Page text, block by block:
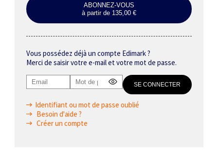
ABONNEZ-VOUS
à partir de 135,00 €
Vous possédez déjà un compte Edimark ?
Merci de saisir votre e-mail et votre mot de passe.
Identifiant ou mot de passe oublié
Besoin d'aide ?
Créer un compte